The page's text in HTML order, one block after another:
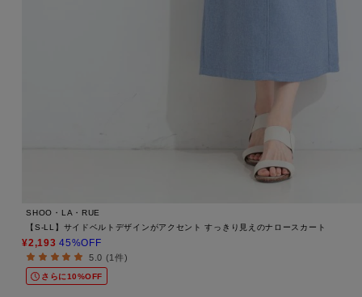
SHOO・LA・RUE
【S-LL】サイドベルトデザインがアクセント すっきり見えのナロースカート
¥2,193 45%OFF
5.0 (1件)
さらに10%OFF